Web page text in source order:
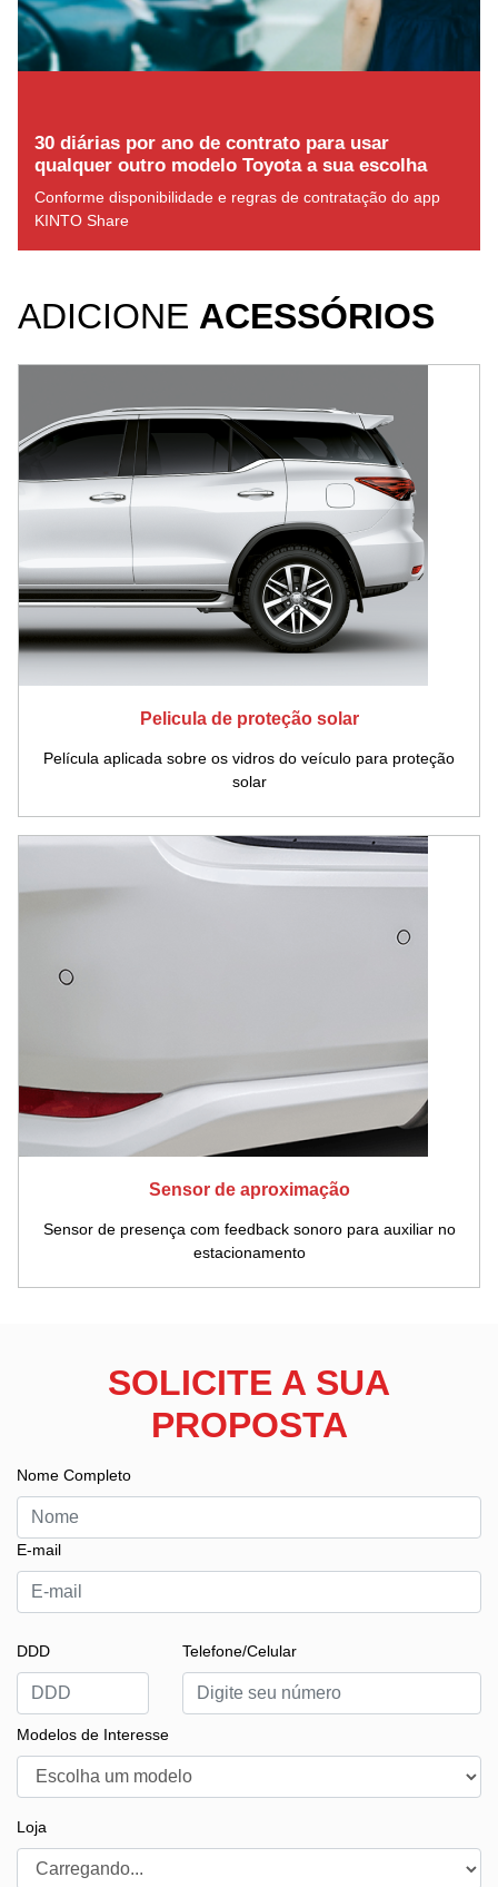
30 diárias por ano de contrato para usar
qualquer outro modelo Toyota a sua escolha
Conforme disponibilidade e regras de contratação do app
KINTO Share
ADICIONE ACESSÓRIOS
Pelicula de proteção solar
Película aplicada sobre os vidros do veículo para proteção
solar
Sensor de aproximação
Sensor de presença com feedback sonoro para auxiliar no
estacionamento
SOLICITE A SUA
PROPOSTA
Nome Completo
E-mail
DDD Telefone/Celular
Modelos de Interesse
Loja